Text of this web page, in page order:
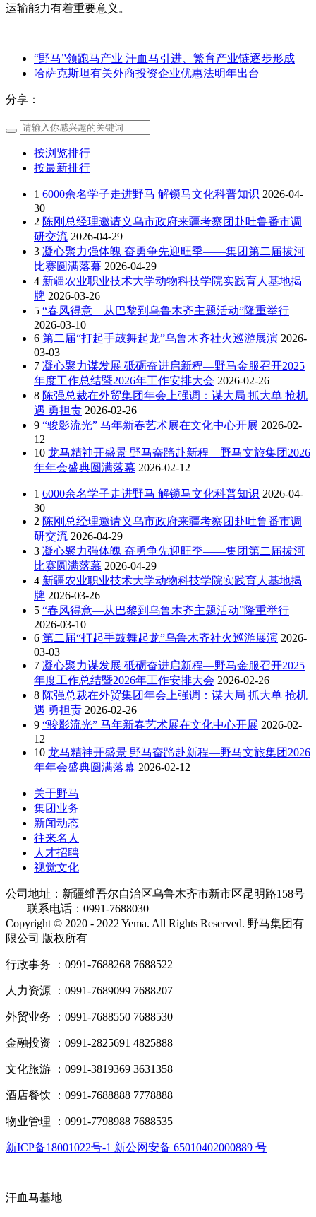
运输能力有着重要意义。
“野马”领跑马产业 汗血马引进、繁育产业链逐步形成
哈萨克斯坦有关外商投资企业优惠法明年出台
分享：
按浏览排行
按最新排行
1 6000余名学子走进野马 解锁马文化科普知识 2026-04-
30
2 陈刚总经理邀请义乌市政府来疆考察团赴吐鲁番市调
研交流 2026-04-29
3 凝心聚力强体魄 奋勇争先迎旺季——集团第二届拔河
比赛圆满落幕 2026-04-29
4 新疆农业职业技术大学动物科技学院实践育人基地揭
牌 2026-03-26
5 “春风得意—从巴黎到乌鲁木齐主题活动”隆重举行
2026-03-10
6 第二届“打起手鼓舞起龙”乌鲁木齐社火巡游展演 2026-
03-03
7 凝心聚力谋发展 砥砺奋进启新程—野马金服召开2025
年度工作总结暨2026年工作安排大会 2026-02-26
8 陈强总裁在外贸集团年会上强调：谋大局 抓大单 抢机
遇 勇担责 2026-02-26
9 “骏影流光” 马年新春艺术展在文化中心开展 2026-02-
12
10 龙马精神开盛景 野马奋蹄赴新程—野马文旅集团2026
年年会盛典圆满落幕 2026-02-12
1 6000余名学子走进野马 解锁马文化科普知识 2026-04-
30
2 陈刚总经理邀请义乌市政府来疆考察团赴吐鲁番市调
研交流 2026-04-29
3 凝心聚力强体魄 奋勇争先迎旺季——集团第二届拔河
比赛圆满落幕 2026-04-29
4 新疆农业职业技术大学动物科技学院实践育人基地揭
牌 2026-03-26
5 “春风得意—从巴黎到乌鲁木齐主题活动”隆重举行
2026-03-10
6 第二届“打起手鼓舞起龙”乌鲁木齐社火巡游展演 2026-
03-03
7 凝心聚力谋发展 砥砺奋进启新程—野马金服召开2025
年度工作总结暨2026年工作安排大会 2026-02-26
8 陈强总裁在外贸集团年会上强调：谋大局 抓大单 抢机
遇 勇担责 2026-02-26
9 “骏影流光” 马年新春艺术展在文化中心开展 2026-02-
12
10 龙马精神开盛景 野马奋蹄赴新程—野马文旅集团2026
年年会盛典圆满落幕 2026-02-12
关于野马
集团业务
新闻动态
往来名人
人才招聘
视觉文化
公司地址：新疆维吾尔自治区乌鲁木齐市新市区昆明路158号
联系电话：0991-7688030
Copyright © 2020 - 2022 Yema. All Rights Reserved. 野马集团有
限公司 版权所有
行政事务 ：0991-7688268 7688522
人力资源 ：0991-7689099 7688207
外贸业务 ：0991-7688550 7688530
金融投资 ：0991-2825691 4825888
文化旅游 ：0991-3819369 3631358
酒店餐饮 ：0991-7688888 7778888
物业管理 ：0991-7798988 7688535
新ICP备18001022号-1 新公网安备 65010402000889 号
汗血马基地